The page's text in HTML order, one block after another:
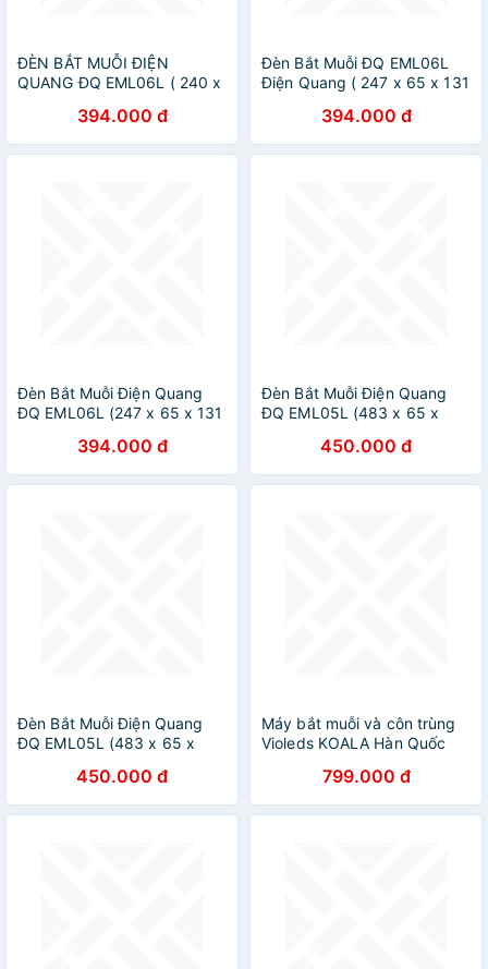
ĐÈN BẮT MUỖI ĐIỆN
QUANG ĐQ EML06L ( 240 x
394.000 đ
Đèn Bắt Muỗi ĐQ EML06L
Điện Quang ( 247 x 65 x 131
394.000 đ
Đèn Bắt Muỗi Điện Quang
ĐQ EML06L (247 x 65 x 131
394.000 đ
Đèn Bắt Muỗi Điện Quang
ĐQ EML05L (483 x 65 x
450.000 đ
Đèn Bắt Muỗi Điện Quang
ĐQ EML05L (483 x 65 x
450.000 đ
Máy bắt muỗi và côn trùng
Violeds KOALA Hàn Quốc
799.000 đ